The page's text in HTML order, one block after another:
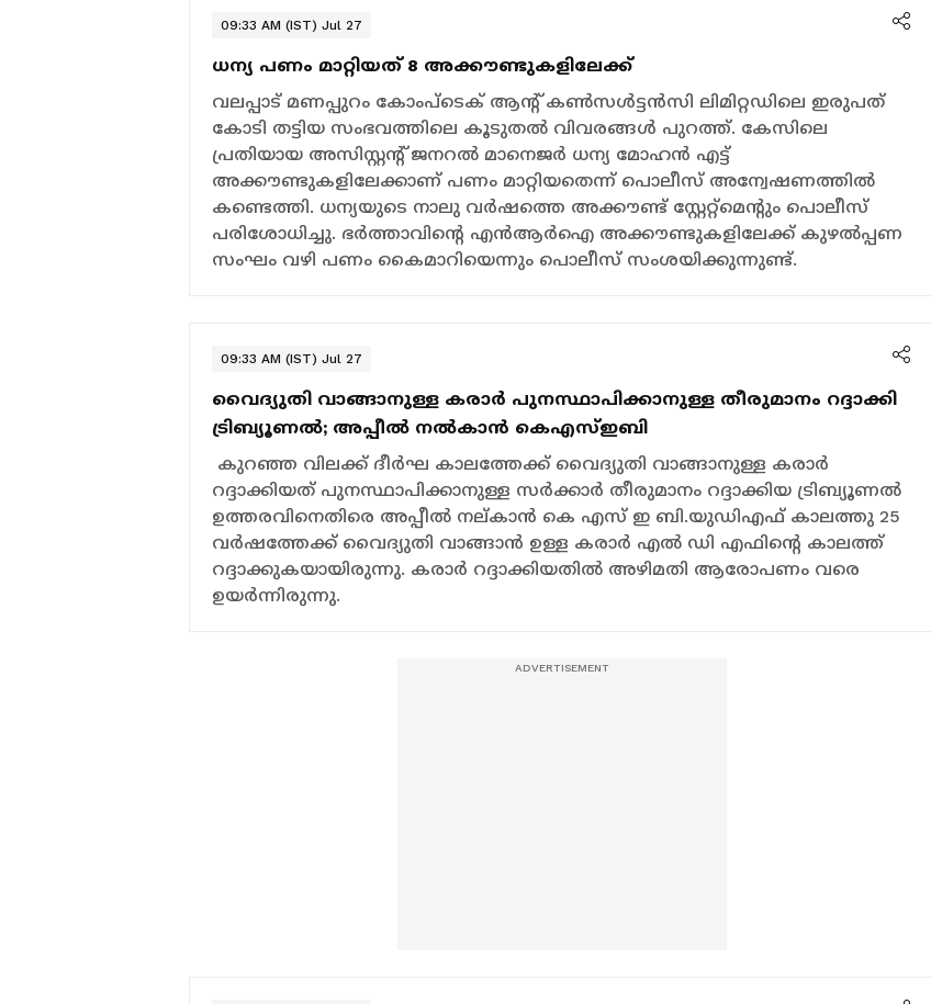
09:33 AM (IST) Jul 27
ധന്യ പണം മാറ്റിയത് 8 അക്കൗണ്ടുകളിലേക്ക്
വലപ്പാട് മണപ്പുറം കോംപ്ടെക് ആന്‍റ് കണ്‍സള്‍ട്ടന്‍സി ലിമിറ്റഡിലെ ഇരുപത്
കോടി തട്ടിയ സംഭവത്തിലെ കൂടുതല്‍ വിവരങ്ങള്‍ പുറത്ത്. കേസിലെ
പ്രതിയായ അസിസ്റ്റന്‍റ് ജനറല്‍ മാനെജര്‍ ധന്യ മോഹൻ എട്ട്
അക്കൗണ്ടുകളിലേക്കാണ് പണം മാറ്റിയതെന്ന് പൊലീസ് അന്വേഷണത്തില്‍
കണ്ടെത്തി. ധന്യയുടെ നാലു വര്‍ഷത്തെ അക്കൗണ്ട് സ്റ്റേറ്റ്മെന്‍റും പൊലീസ്
പരിശോധിച്ചു. ഭര്‍ത്താവിന്‍റെ എന്‍ആര്‍ഐ അക്കൗണ്ടുകളിലേക്ക് കുഴല്‍പ്പണ
സംഘം വഴി പണം കൈമാറിയെന്നും പൊലീസ് സംശയിക്കുന്നുണ്ട്.
09:33 AM (IST) Jul 27
വൈദ്യുതി വാങ്ങാനുള്ള കരാര്‍ പുനസ്ഥാപിക്കാനുള്ള തീരുമാനം റദ്ദാക്കി
ട്രിബ്യൂണല്‍; അപ്പീല്‍ നല്‍കാൻ കെഎസ്ഇബി
കുറഞ്ഞ വിലക്ക് ദീർഘ കാലത്തേക്ക് വൈദ്യുതി വാങ്ങാനുള്ള കരാർ
റദ്ദാക്കിയത് പുനസ്ഥാപിക്കാനുള്ള സര്‍ക്കാര്‍ തീരുമാനം റദ്ദാക്കിയ ട്രിബ്യൂണൽ
ഉത്തരവിനെതിരെ അപ്പീൽ നല്കാൻ കെ എസ്‌ ഇ ബി.യുഡിഎഫ് കാലത്തു 25
വർഷത്തേക്ക് വൈദ്യുതി വാങ്ങാൻ ഉള്ള കരാർ എൽ ഡി എഫിന്‍റെ കാലത്ത്
റദ്ദാക്കുകയായിരുന്നു. കരാര്‍ റദ്ദാക്കിയതിൽ അഴിമതി ആരോപണം വരെ
ഉയര്‍ന്നിരുന്നു.